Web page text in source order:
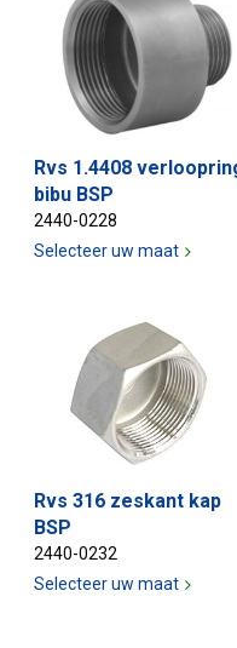
Rvs 1.4408
bibu BSP
2440-0228
Selecteer uw maat
Rvs 316 zeskant kap
BSP
2440-0232
Selecteer uw maat